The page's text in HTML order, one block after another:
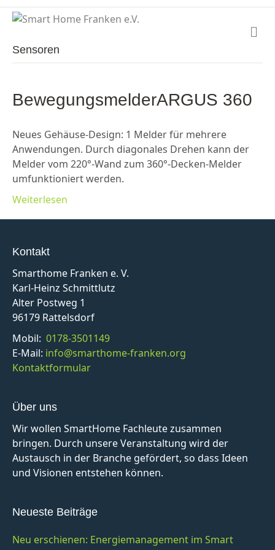
i
Sensoren
BewegungsmelderARGUS 360
Neues Gehäuse-Design: 1 Melder für mehrere
Anwendungen. Durch diagonales Drehen kann der
Melder vom 220°-Wand zum 360°-Decken-Melder
umfunktioniert werden.
Weiterlesen
Kontakt
Smarthome Franken e. V.
Karl-Heinz Schmittlutz
Alter Postweg 1
96179 Rattelsdorf
Mobil: 0178-3501149
E-Mail: info@smarthome-franken.org
Kontaktformular
Über uns
Wir wollen SmartHome Fachleute zusammen
bringen. Durch unsere Veranstaltung wird der
Austausch in der Branche gefördert, so dass Ideen
und Visionen entstehen können.
Neueste Beiträge
Neu erschienen: Energiemanagement im Smart